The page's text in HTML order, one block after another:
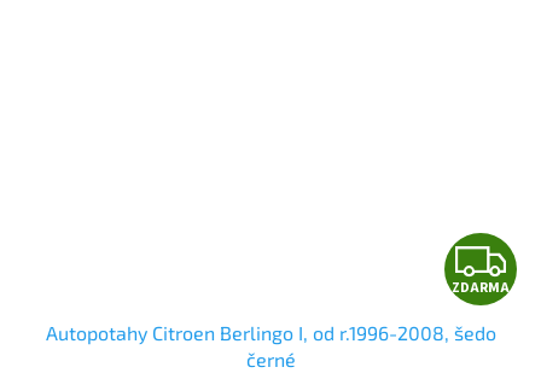
Z
D
ZDARMA
Autopotahy Citroen Berlingo I, od r.1996-2008, šedo
černé